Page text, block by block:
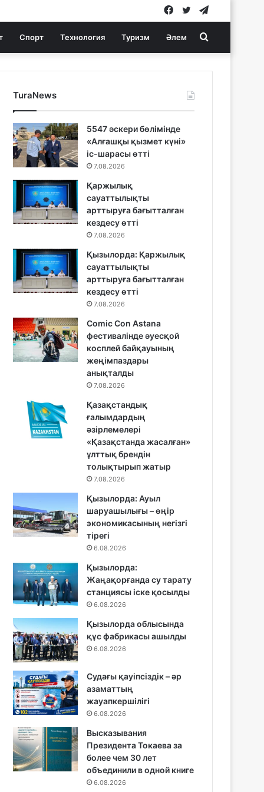
Twitter
Facebook
Спорт Технология Туризм Әлем Search
for
TuraNews
5547 әскери бөлімінде
«Алғашқы қызмет күні»
іс-шарасы өтті
7.08.2026
Қаржылық
сауаттылықты
арттыруға бағытталған
кездесу өтті
7.08.2026
Қызылорда: Қаржылық
сауаттылықты
арттыруға бағытталған
кездесу өтті
7.08.2026
Comic Con Astana
фестивалінде әуесқой
косплей байқауының
жеңімпаздары
анықталды
7.08.2026
Қазақстандық
ғалымдардың
әзірлемелері
«Қазақстанда жасалған»
ұлттық брендін
толықтырып жатыр
7.08.2026
Қызылорда: Ауыл
шаруашылығы – өңір
экономикасының негізгі
тірегі
6.08.2026
Қызылорда:
Жаңақорғанда су тарату
станциясы іске қосылды
6.08.2026
Қызылорда облысында
құс фабрикасы ашылды
6.08.2026
Судағы қауіпсіздік – әр
азаматтың
жауапкершілігі
6.08.2026
Высказывания
Президента Токаева за
более чем 30 лет
объединили в одной книге
6.08.2026